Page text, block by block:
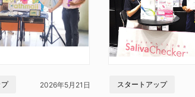
プ 2026年5月21日 スタートアップ